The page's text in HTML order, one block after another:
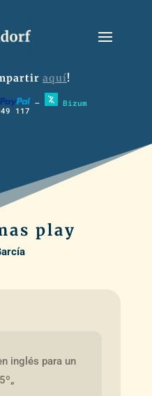
aquí!
– Bizum
117
play
inglés para un